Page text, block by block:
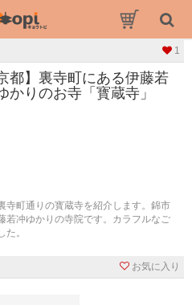
1
都】裏寺町にある伊藤若
かりのお寺「寳蔵寺」
寺町通りの寳蔵寺を紹介します。錦市
若冲ゆかりの寺院です。カラフルなご
。
お気に入り